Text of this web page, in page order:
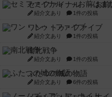
セミファイナル ～お前
紹介文あり 1件の投稿
ワン・トゥ・ファイブ
紹介文あり 1件の投稿
南北戦争
紹介文あり 1件の投稿
ふたつの城の物語
紹介文あり 6件の投稿